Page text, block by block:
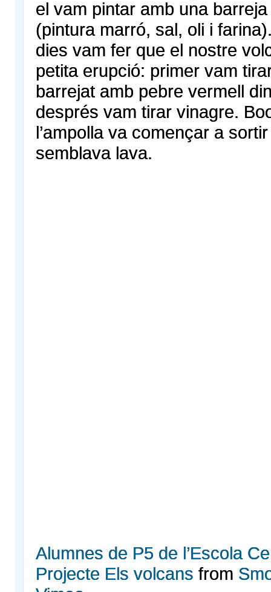
el vam pintar amb una
(pintura marró, sal, oli i
dies vam fer que el nostre
petita erupció: primer vam
barrejat amb pebre vermell
després vam tirar vinagre.
l’ampolla va començar a
semblava lava.
Alumnes de P5 de l’Escola
Projecte Els volcans from